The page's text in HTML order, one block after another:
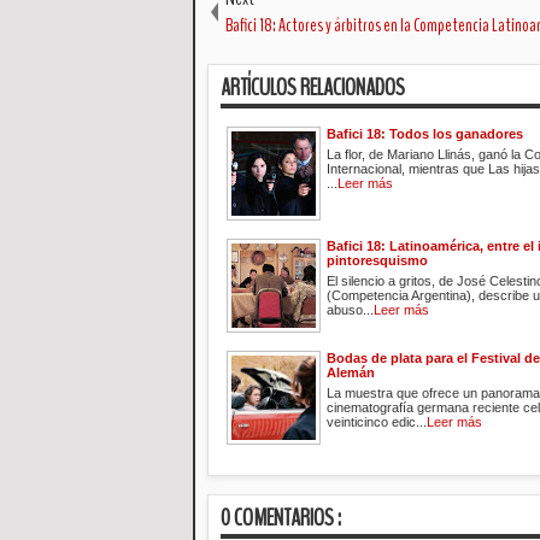
Bafici 18: Actores y árbitros en la Competencia
ARTÍCULOS RELACIONADOS
Bafici 18: Todos los ganadores
La flor, de Mariano Llinás, ganó la
Internacional, mientras que Las
Leer más
Bafici 18: Latinoamérica, entre el
pintoresquismo
El silencio a gritos, de José
(Competencia Argentina), describe
abuso... Leer más
Bodas de plata para el Festival
Alemán
La muestra que ofrece un
cinematografía germana reciente
veinticinco edic... Leer más
0 COMENTARIOS :